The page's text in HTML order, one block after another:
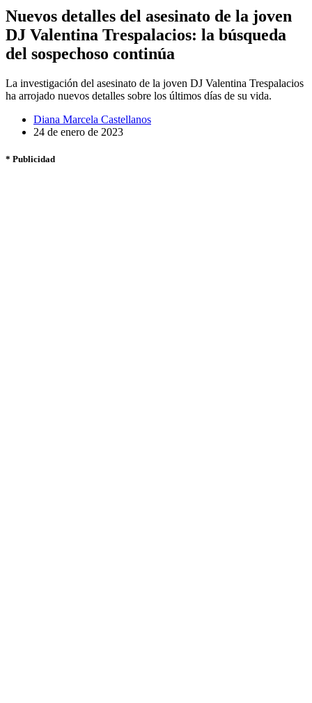
Nuevos detalles del asesinato de la joven
DJ Valentina Trespalacios: la búsqueda
del sospechoso continúa
La investigación del asesinato de la joven DJ Valentina Trespalacios
ha arrojado nuevos detalles sobre los últimos días de su vida.
Diana Marcela Castellanos
24 de enero de 2023
* Publicidad